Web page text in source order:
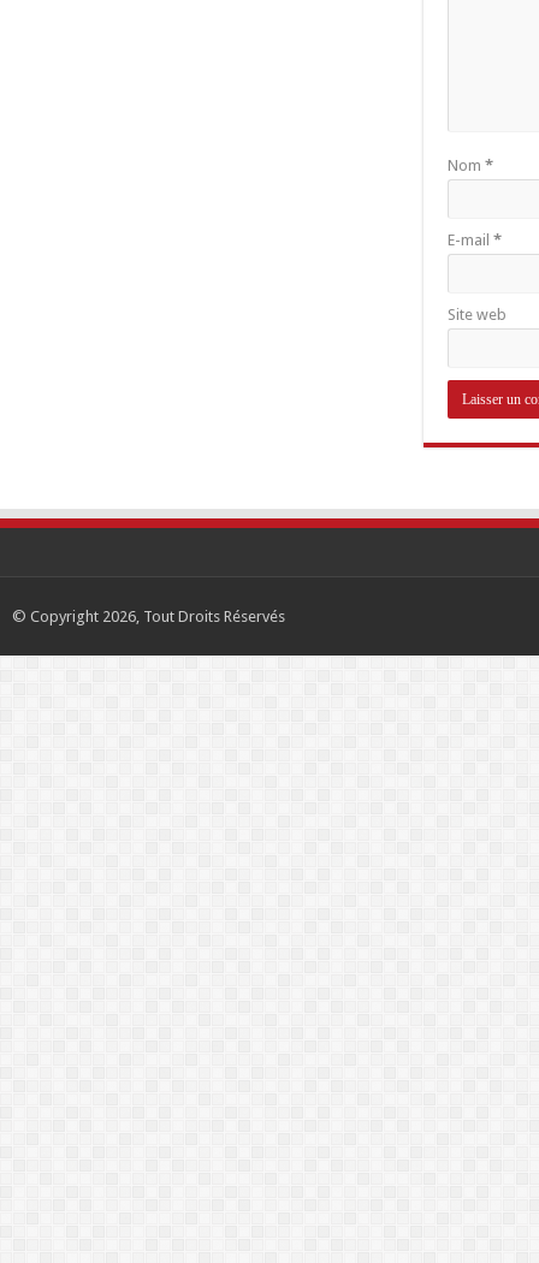
Nom *
E-mail *
Site web
© Copyright 2026, Tout Droits Réservés